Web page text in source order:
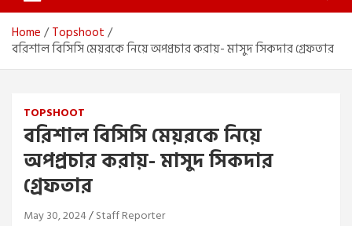
Home
Topshoot
বরিশাল বিসিসি মেয়রকে নিয়ে অপপ্রচার করায়- মাসুদ সিকদার গ্রেফতার
TOPSHOOT
বরিশাল বিসিসি মেয়রকে নিয়ে
অপপ্রচার করায়- মাসুদ সিকদার
গ্রেফতার
May 30, 2024 Staff Reporter